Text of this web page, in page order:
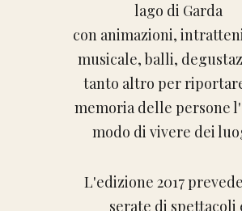
lago di Garda
con animazioni,
musicale, balli,
tanto altro per
memoria delle persone
modo di vivere dei
L'edizione 2017
serate di spettacoli